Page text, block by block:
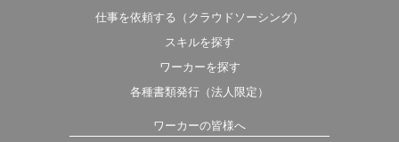
仕事を依頼する（クラウドソーシング）
スキルを探す
ワーカーを探す
各種書類発行（法人限定）
ワーカーの皆様へ